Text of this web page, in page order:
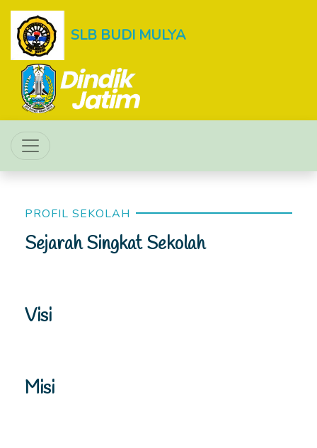
SLB BUDI MULYA
PROFIL SEKOLAH
Sejarah Singkat Sekolah
Visi
Misi